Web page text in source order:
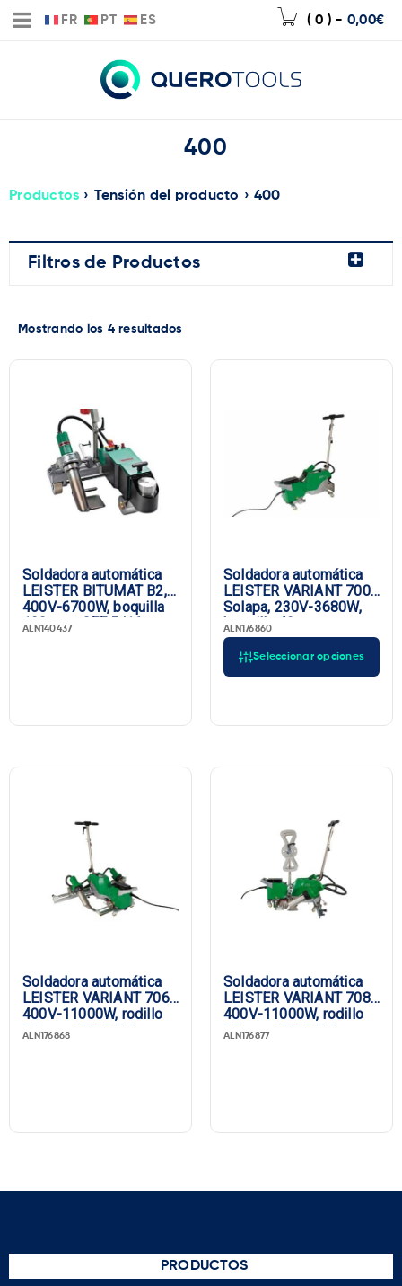
FR PT ES ( 0 ) - 0,00€
400
Productos › Tensión del producto › 400
Filtros de Productos
Mostrando los 4 resultados
Soldadora automática
LEISTER BITUMAT B2,
400V-6700W, boquilla
100 mm, CEE 5/16
ALN140437
Seleccionar opciones
Soldadora automática
LEISTER VARIANT 700
Solapa, 230V-3680W,
boquilla 40 mm,
enchufe UE
ALN176860
Soldadora automática
LEISTER VARIANT 706,
400V-11000W, rodillo
20 mm, CEE 5/16
ALN176868
Soldadora automática
LEISTER VARIANT 708,
400V-11000W, rodillo
25 mm, CEE 5/16
ALN176877
PRODUCTOS